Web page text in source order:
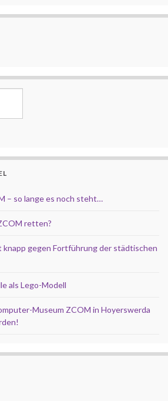
– so lange es noch steht…
retten?
gegen Fortführung der städtischen
als Lego-Modell
Museum ZCOM in Hoyerswerda